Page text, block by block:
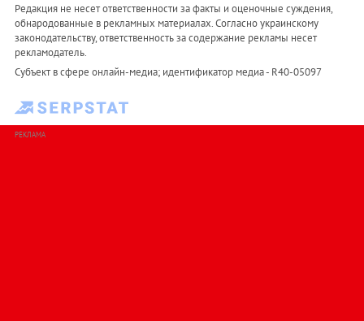
Редакция не несет ответственности за факты и оценочные суждения,
обнародованные в рекламных материалах. Согласно украинскому
законодательству, ответственность за содержание рекламы несет
рекламодатель.
Субъект в сфере онлайн-медиа; идентификатор медиа - R40-05097
РЕКЛАМА